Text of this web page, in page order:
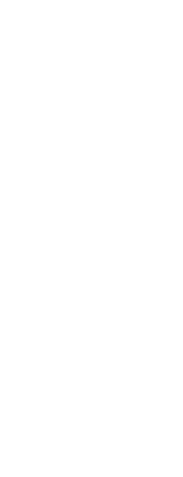
må den totale
overdragelse
den/de samme.
sier Håvard
pristesten, viser at vi
handelen billigst
størst effekt på deres